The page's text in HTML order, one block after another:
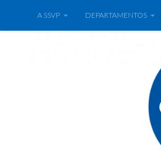
A SSVP DEPARTAMENTOS